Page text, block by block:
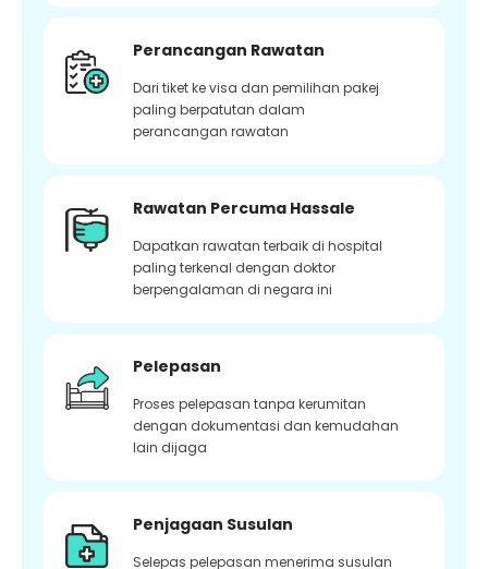
Perancangan Rawatan
Dari tiket ke visa dan pemilihan pakej
paling berpatutan dalam
perancangan rawatan
Rawatan Percuma Hassale
Dapatkan rawatan terbaik di hospital
paling terkenal dengan doktor
berpengalaman di negara ini
Pelepasan
Proses pelepasan tanpa kerumitan
dengan dokumentasi dan kemudahan
lain dijaga
Penjagaan Susulan
Selepas pelepasan menerima susulan